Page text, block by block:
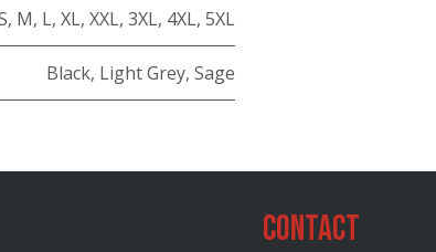
, M, L, XL, XXL, 3XL, 4XL, 5XL
Black, Light Grey, Sage
Contact